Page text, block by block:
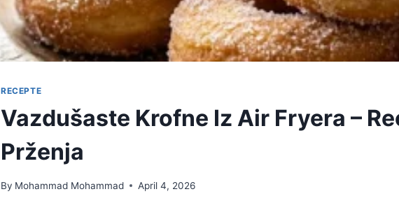
RECEPTE
Vazdušaste Krofne Iz Air Fryera –
Prženja
By Mohammad Mohammad April 4, 2026